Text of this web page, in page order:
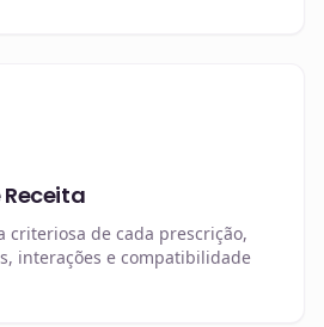
criteriosa de cada prescrição,
interações e compatibilidade